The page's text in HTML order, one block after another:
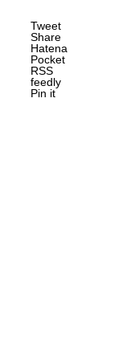
Tweet
Share
Hatena
Pocket
RSS
feedly
Pin it